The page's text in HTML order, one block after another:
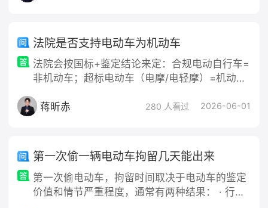
资基数：劳动合同终止前12个月的平均应发工资
（含基本工资、绩效、奖金、津贴），工资高于
当地社平工资
法院是否支持电动车为机动车
法院会按国标+鉴定结论来定：合规电动自行车=
非机动车；超标电动车（电摩/电轻摩）=机动
2018） 同时满足4项才是非机动车（电动自行
超标 → 属电动轻便摩托车/电动摩托车（机动
车）。 二、法院怎么认
蒋昕赤 280 人看过 2026-06-01
第一次偷一辆电动车拘留几天能出来
第一次偷电动车，拘留时间取决于电动车的鉴定
价值和情节严重程度，通常有两种结果： · 行政